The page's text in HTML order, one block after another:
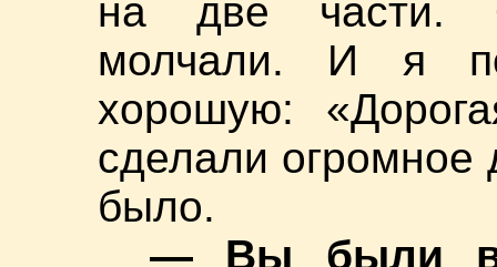
на две части.
молчали. И я
хорошую:
сделали огромное
было.
— Вы были в